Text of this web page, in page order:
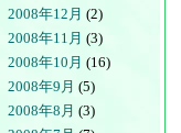
2008年12月 (2)
2008年11月 (3)
2008年10月 (16)
2008年9月 (5)
2008年8月 (3)